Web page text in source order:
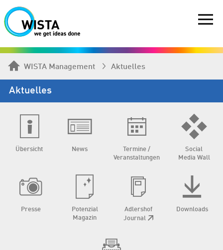
WISTA Management Aktuelles
Aktuelles
Übersicht News
Termine /
Veranstaltungen
Social
Media Wall
Presse
Potenzial
Magazin
Adlershof
Journal
Downloads